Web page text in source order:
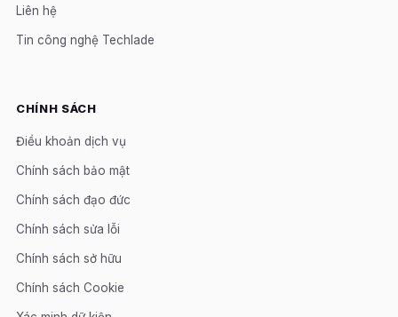
Liên hệ
Tin công nghệ Techlade
CHÍNH SÁCH
Điều khoản dịch vụ
Chính sách bảo mật
Chính sách đạo đức
Chính sách sửa lỗi
Chính sách sở hữu
Chính sách Cookie